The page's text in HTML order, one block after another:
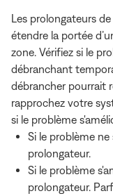
Les prolongateurs
étendre la portée
zone. Vérifiez si le
débranchant
débrancher pourrait
rapprochez votre
si le problème
Si le problème ne
prolongateur.
Si le problème
prolongateur.